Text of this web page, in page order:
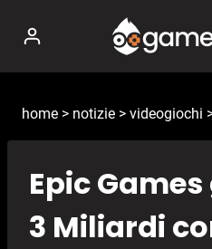
contenuto
home > notizie > videogiochi
Epic
3 Miliardi